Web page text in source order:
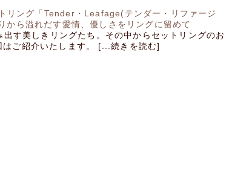
リング「Tender・Leafage(テンダー・リファージ
から溢れだす愛情、優しさをリングに留めて
出す美しきリングたち。その中からセットリングのお
はご紹介いたします。 [...続きを読む]